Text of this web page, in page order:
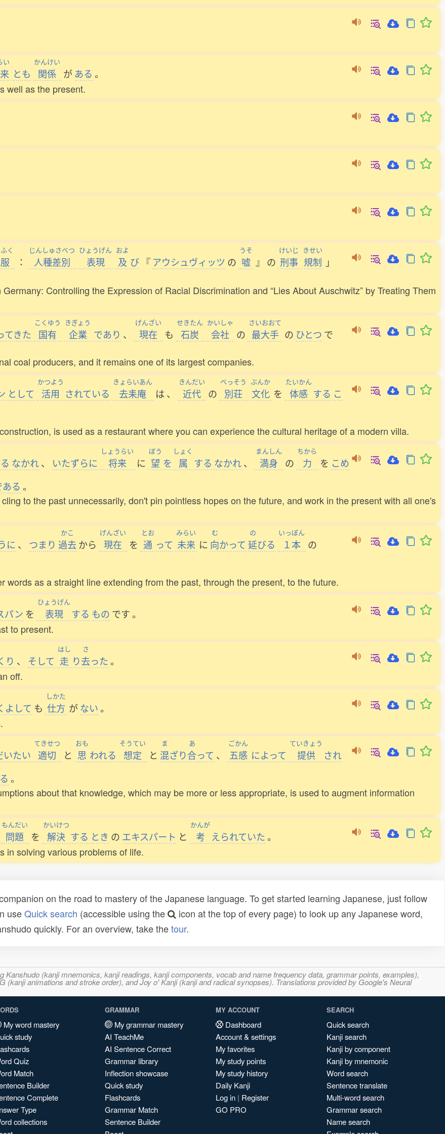
い
とも
かんけい
関係 が ある 。
well as the present.
く
：
じんしゅさべつ
人種差別
ひょうげん
表現
およ
及 び 『 アウシュヴィッツ の
うそ
嘘 』 の
けいじ
刑事
きせい
規制 」
Controlling the Expression of Racial Discrimination and “Lies About Auschwitz” by Treating Them
てきた
こくゆう
国有
きぎょう
企業 であり 、
げんざい
現在 も
せきたん
石炭
かいしゃ
会社 の
さいおおて
最大手 の ひとつ で
coal producers, and it remains one of its largest companies.
として
かつよう
活用 されている
きょらいあん
去耒庵 は 、
きんだい
近代 の
べっそう
別荘
ぶんか
文化 を
たいかん
体感 する こ
is used as a restaurant where you can experience the cultural heritage of a modern villa.
なかれ、 いたずらに
しょうらい
将来 に
ぼう
望 を
しょく
属 する なかれ、
まんしん
満身 の
ちから
力 を こめ
る 。
to the past unnecessarily, don't pin pointless hopes on the future, and work in the present with all one's
に 、 つまり
かこ
過去 から
げんざい
現在 を
とお
通 って
みらい
未来 に
む
向かって
の
延びる
いっぽん
１本 の
words as a straight line extending from the past, through the present, to the future.
パン を
ひょうげん
表現 する もの です。
to present.
り 、 そして
はし
走 り
さ
去った 。
off.
よして も
しかた
仕方 がない。
いたい
てきせつ
適切 と
おも
思 われる
そうてい
想定 と
ま
混ざり
あ
合って 、
ごかん
五感 によって
ていきょう
提供
され
。
about that knowledge, which may be more or less appropriate, is used to augment information
もんだい
問題 を
かいけつ
解決 する とき の エキスパート と
かんが
考 えられていた 。
in solving various problems of life.
on the road to mastery of the Japanese language. To get started learning Japanese, just follow
useQuick search (accessible using the
icon at the top of every page) to look up any Japanese word,
quickly. For an overview, take thetour.
(kanji mnemonics, kanji readings, kanji components, vocab and name frequency data, grammar points, examples),
animations and stroke order), and Joy o' Kanji (kanji and radical synopses). Translations provided by Google's Neural
My word mastery
study
Quiz
Match
Builder
Complete
Type
collections
GRAMMAR
My grammar mastery
AI TeachMe
AI Sentence Correct
Grammar library
Inflection showcase
Quick study
Flashcards
Grammar Match
Sentence Builder
MY ACCOUNT
Dashboard
Account & settings
My favorites
My study points
My study history
Daily Kanji
Log in | Register
GO PRO
SEARCH
Quick search
Kanji search
Kanji by component
Kanji by mnemonic
Word search
Sentence translate
Multi-word search
Grammar search
Name search